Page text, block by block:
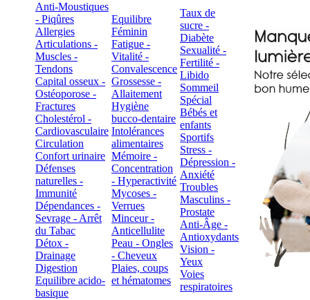
Anti-Moustiques
- Piqûres
Allergies
Articulations -
Muscles -
Tendons
Capital osseux -
Ostéoporose -
Fractures
Cholestérol -
Cardiovasculaire
Circulation
Confort urinaire
Défenses
naturelles -
Immunité
Dépendances -
Sevrage - Arrêt
du Tabac
Détox -
Drainage
Digestion
Equilibre acido-
basique
Equilibre
Féminin
Fatigue -
Vitalité -
Convalescence
Grossesse -
Allaitement
Hygiène
bucco-dentaire
Intolérances
alimentaires
Mémoire -
Concentration
- Hyperactivité
Mycoses -
Verrues
Minceur -
Anticellulite
Peau - Ongles
- Cheveux
Plaies, coups
et hématomes
Taux de
sucre -
Diabète
Sexualité -
Fertilité -
Libido
Sommeil
Spécial
Bébés et
enfants
Sportifs
Stress -
Dépression -
Anxiété
Troubles
Masculins -
Prostate
Anti-Âge -
Antioxydants
Vision -
Yeux
Voies
respiratoires